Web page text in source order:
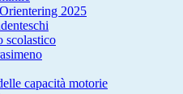
2025
scolastico
capacità motorie